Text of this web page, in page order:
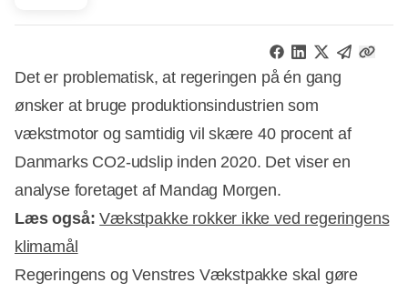
Det er problematisk, at regeringen på én gang
ønsker at bruge produktionsindustrien som
vækstmotor og samtidig vil skære 40 procent af
Danmarks CO2-udslip inden 2020. Det viser en
analyse foretaget af Mandag Morgen.
Læs også:Vækstpakke rokker ikke ved regeringens
klimamål
Regeringens og Venstres Vækstpakke skal gøre